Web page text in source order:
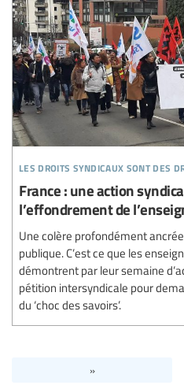
les droits syndicaux sont des
France : une action
l’effondrement de
Une colère profondément
publique. C’est ce que les
démontrent par leur semaine
pétition intersyndicale pour
du ‘choc des savoirs’.
»